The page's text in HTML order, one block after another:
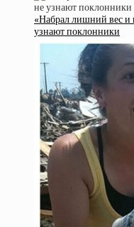
«Набрал лишний вес и
узнают поклонники